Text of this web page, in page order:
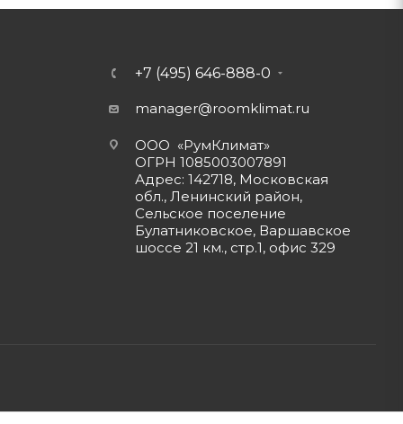
+7 (495) 646-888-0
manager@roomklimat.ru
ООО «РумКлимат»
ОГРН 1085003007891
Адрес: 142718, Московская
обл., Ленинский район,
Сельское поселение
Булатниковское, Варшавское
шоссе 21 км., стр.1, офис 329